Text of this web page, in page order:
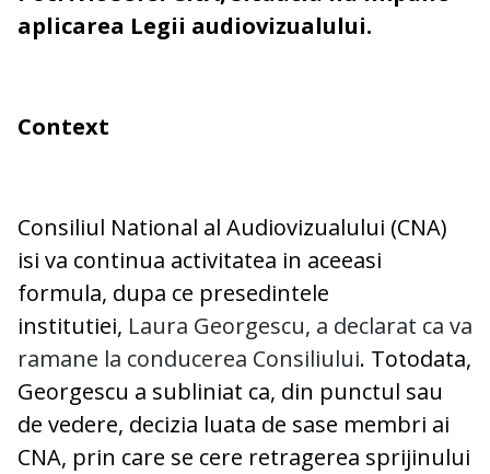
aplicarea Legii audiovizualului.
Context
Consiliul National al Audiovizualului (CNA)
isi va continua activitatea in aceeasi
formula, dupa ce presedintele
institutiei, Laura Georgescu, a declarat ca va
ramane la conducerea Consiliului. Totodata,
Georgescu a subliniat ca, din punctul sau
de vedere, decizia luata de sase membri ai
CNA, prin care se cere retragerea sprijinului